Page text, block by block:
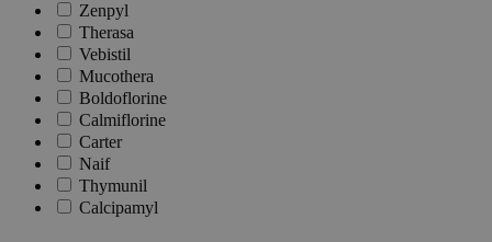
Zenpyl
Therasa
Vebistil
Mucothera
Boldoflorine
Calmiflorine
Carter
Naif
Thymunil
Calcipamyl